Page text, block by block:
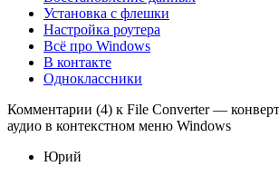
Установка с флешки
Настройка роутера
Всё про Windows
В контакте
Одноклассники
Комментарии (4) к File Converter —
аудио в контекстном меню Windows
Юрий